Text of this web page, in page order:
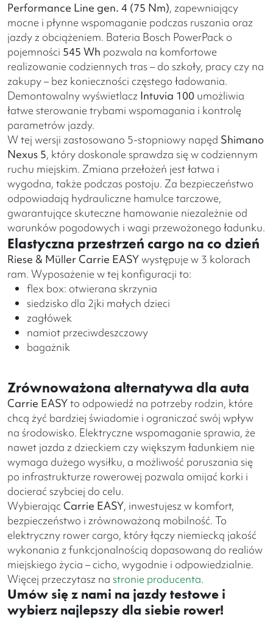
Performance Line gen. 4 (75 Nm), zapewniający
mocne i płynne wspomaganie podczas ruszania oraz
jazdy z obciążeniem. Bateria Bosch PowerPack o
pojemności 545 Wh pozwala na komfortowe
realizowanie codziennych tras – do szkoły, pracy czy na
zakupy – bez konieczności częstego ładowania.
Demontowalny wyświetlacz Intuvia 100 umożliwia
łatwe sterowanie trybami wspomagania i kontrolę
parametrów jazdy.
W tej wersji zastosowano 5-stopniowy napęd Shimano
Nexus 5, który doskonale sprawdza się w codziennym
ruchu miejskim. Zmiana przełożeń jest łatwa i
wygodna, także podczas postoju. Za bezpieczeństwo
odpowiadają hydrauliczne hamulce tarczowe,
gwarantujące skuteczne hamowanie niezależnie od
warunków pogodowych i wagi przewożonego ładunku.
Elastyczna przestrzeń cargo na co dzień
Riese & Müller Carrie EASYwystępuje w 3 kolorach
ram. Wyposażenie w tej konfiguracji to:
flex box: otwierana skrzynia
siedzisko dla 2jki małych dzieci
zagłówek
namiot przeciwdeszczowy
bagażnik
Zrównoważona alternatywa dla auta
Carrie EASYto odpowiedź na potrzeby rodzin, które
chcą żyć bardziej świadomie i ograniczać swój wpływ
na środowisko. Elektryczne wspomaganie sprawia, że
nawet jazda z dzieckiem czy większym ładunkiem nie
wymaga dużego wysiłku, a możliwość poruszania się
po infrastrukturze rowerowej pozwala omijać korki i
docierać szybciej do celu.
WybierającCarrie EASY, inwestujesz w komfort,
bezpieczeństwo i zrównoważoną mobilność. To
elektryczny rower cargo, który łączy niemiecką jakość
wykonania z funkcjonalnością dopasowaną do realiów
miejskiego życia – cicho, wygodnie i odpowiedzialnie.
Więcej przeczytasz na stronie producenta.
Umów się z nami na jazdy testowe i
wybierz najlepszy dla siebie rower!